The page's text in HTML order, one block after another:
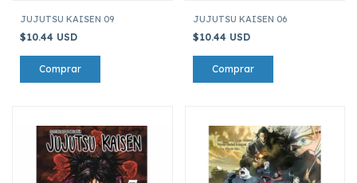
JUJUTSU KAISEN 09
$10.44 USD
JUJUTSU KAISEN 06
$10.44 USD